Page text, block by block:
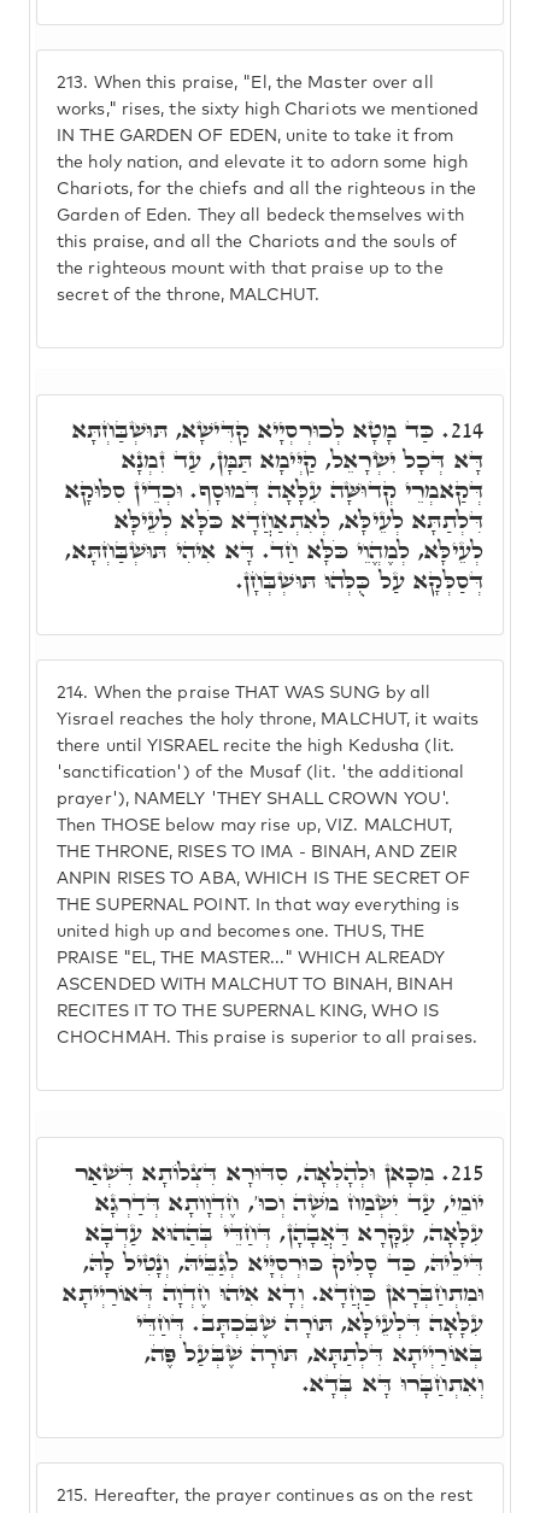
213. When this praise, "El, the Master over all
works," rises, the sixty high Chariots we mentioned
IN THE GARDEN OF EDEN, unite to take it from
the holy nation, and elevate it to adorn some high
Chariots, for the chiefs and all the righteous in the
Garden of Eden. They all bedeck themselves with
this praise, and all the Chariots and the souls of
the righteous mount with that praise up to the
secret of the throne, MALCHUT.
214. When the praise THAT WAS SUNG by all
Yisrael reaches the holy throne, MALCHUT, it waits
there until YISRAEL recite the high Kedusha (lit.
'sanctification') of the Musaf (lit. 'the additional
prayer'), NAMELY 'THEY SHALL CROWN YOU'.
Then THOSE below may rise up, VIZ. MALCHUT,
THE THRONE, RISES TO IMA - BINAH, AND ZEIR
ANPIN RISES TO ABA, WHICH IS THE SECRET OF
THE SUPERNAL POINT. In that way everything is
united high up and becomes one. THUS, THE
PRAISE "EL, THE MASTER..." WHICH ALREADY
ASCENDED WITH MALCHUT TO BINAH, BINAH
RECITES IT TO THE SUPERNAL KING, WHO IS
CHOCHMAH. This praise is superior to all praises.
214. כַּד מָטָא לְכוּרְסְיָיא קַדִּישָׁא, תּוּשְׁבַּחְתָּא
דָּא דְּכָל יִשְׂרָאֵל, קַיְּימָא תַּמָּן, עַד זִמְנָא
דְּקַאמְרֵי קְדוּשָּׁה עִלָּאָה דְּמוּסָף. וּכְדֵין סִלּוּקָא
דִּלְתַתָּא לְעֵילָּא, לְאִתְאַחֲדָא כֹּלָּא לְעֵילָּא
לְעֵילָּא, לְמֶהֱוֵי כֹּלָּא חַד. דָּא אִיהִי תּוּשְׁבַּחְתָּא,
דְּסַלְּקָא עַל כֻּלְּהוּ תּוּשְׁבְּחָן.
215. Hereafter, the prayer continues as on the rest
215. מִכָּאן וּלְהָלְאָה, סִדּוּרָא דִּצְלוֹתָא דִּשְׁאַר
יוֹמֵי, עַד יִשְׂמַח מֹשֶׁה וְכוּ', חֶדְוָותָא דְּדַרְגָא
עִלָּאָה, עִקָּרָא דַּאֲבָהָן, דְּחַדֵּי בְּהַהוּא עַדְבָא
דִּילֵיהּ, כַּד סָלִיק כּוּרְסְיָּיא לְגַבֵּיהּ, וְנָטִיל לָהּ,
וּמִתְחַבְּרָאן כַּחֲדָא. וְדָא אִיהוּ חֶדְוָה דְּאוֹרַיְיתָא
עִלָּאָה דִּלְעֵילָּא, תּוֹרָה שֶׁבִּכְתָּב. דְּחַדֵּי
בְּאוֹרַיְיתָא דִּלְתַתָּא, תּוֹרָה שֶׁבְּעַל פֶּה,
וְאִתְחַבָּרוּ דָּא בְּדָא.